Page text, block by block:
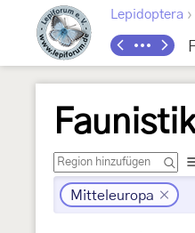
Lepidoptera ›
Mitteleuropa